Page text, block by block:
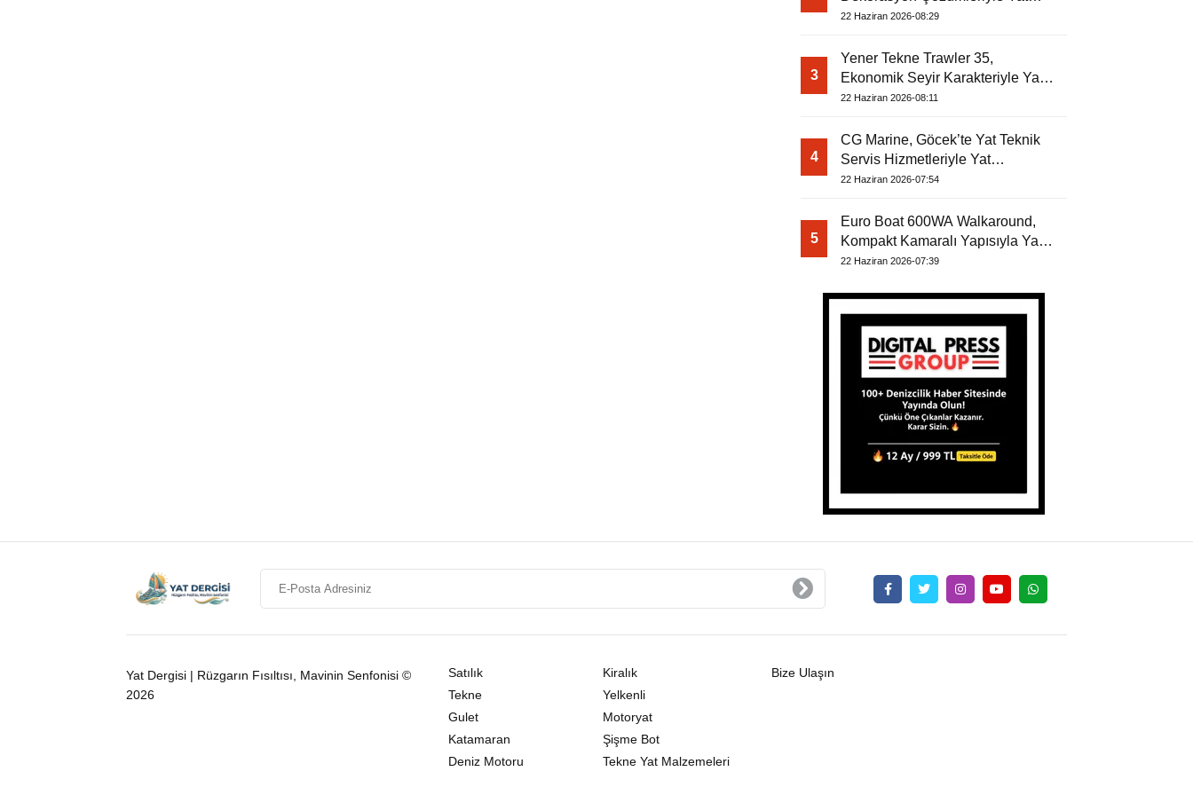
Dergisi’nde
22 Haziran 2026-08:29
3
Yener Tekne Trawler 35,
Ekonomik Seyir Karakteriyle Yat
Dergisi’nde
22 Haziran 2026-08:11
4
CG Marine, Göcek’te Yat Teknik
Servis Hizmetleriyle Yat
Dergisi’nde
22 Haziran 2026-07:54
5
Euro Boat 600WA Walkaround,
Kompakt Kamaralı Yapısıyla Yat
Dergisi’nde
22 Haziran 2026-07:39
Yat Dergisi | Rüzgarın Fısıltısı, Mavinin Senfonisi ©
2026
Satılık
Kiralık
Tekne
Yelkenli
Gulet
Motoryat
Katamaran
Şişme Bot
Deniz Motoru
Tekne Yat Malzemeleri
Bize Ulaşın